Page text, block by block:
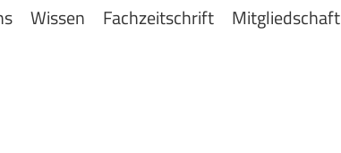
Wissen Fachzeitschrift Mitgliedschaft